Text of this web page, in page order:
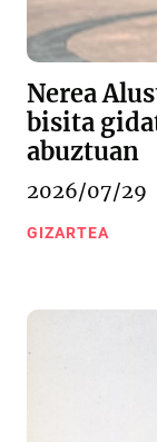
Nerea
bisita
abuztuan
2026/07/29
GIZARTEA